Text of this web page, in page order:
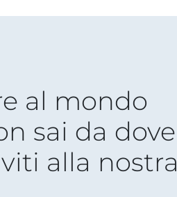
al mondo
sai da dove
alla nostra